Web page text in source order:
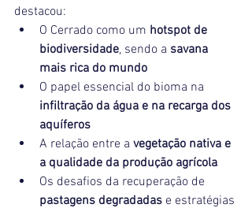
destacou:
O Cerrado como um hotspot de
biodiversidade , sendo a savana
mais rica do mundo
O papel essencial do bioma na
infiltração da água e na recarga dos
aquíferos
A relação entre a vegetação nativa e
a qualidade da produção agrícola
Os desafios da recuperação de
pastagens degradadas e estratégias